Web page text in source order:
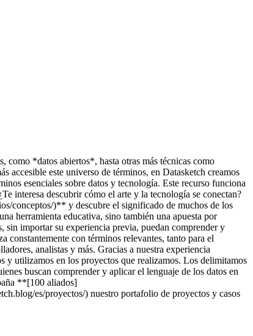
como *datos abiertos*, hasta otras más técnicas como
accesible este universo de términos, en Datasketch creamos
esenciales sobre datos y tecnología. Este recurso funciona
interesa descubrir cómo el arte y la tecnología se conectan?
conceptos/)** y descubre el significado de muchos de los
herramienta educativa, sino también una apuesta por
sin importar su experiencia previa, puedan comprender y
constantemente con términos relevantes, tanto para el
analistas y más. Gracias a nuestra experiencia
y utilizamos en los proyectos que realizamos. Los delimitamos
buscan comprender y aplicar el lenguaje de los datos en
**[100 aliados]
es/proyectos/) nuestro portafolio de proyectos y casos